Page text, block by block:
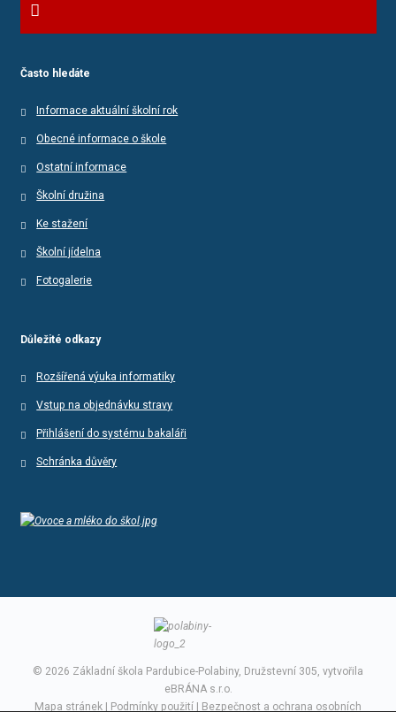
Často hledáte
Informace aktuální školní rok
Obecné informace o škole
Ostatní informace
Školní družina
Ke stažení
Školní jídelna
Fotogalerie
Důležité odkazy
Rozšířená výuka informatiky
Vstup na objednávku stravy
Přihlášení do systému bakaláři
Schránka důvěry
© 2026 Základní škola Pardubice-Polabiny, Družstevní 305, vytvořila
eBRÁNA s.r.o.
Mapa stránek
Podmínky použití Bezpečnost a ochrana osobních